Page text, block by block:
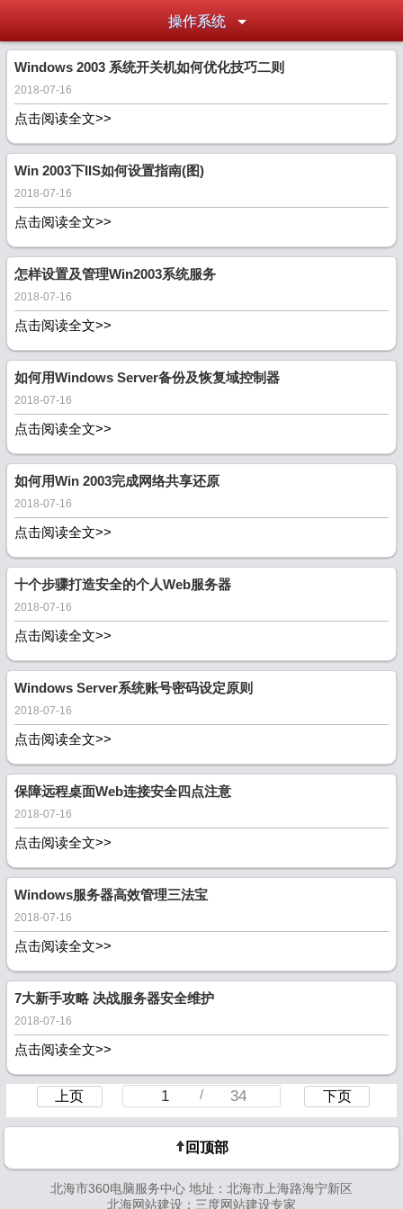
操作系统
Windows 2003 系统开关机如何优化技巧二则
2018-07-16
点击阅读全文>>
Win 2003下IIS如何设置指南(图)
2018-07-16
点击阅读全文>>
怎样设置及管理Win2003系统服务
2018-07-16
点击阅读全文>>
如何用Windows Server备份及恢复域控制器
2018-07-16
点击阅读全文>>
如何用Win 2003完成网络共享还原
2018-07-16
点击阅读全文>>
十个步骤打造安全的个人Web服务器
2018-07-16
点击阅读全文>>
Windows Server系统账号密码设定原则
2018-07-16
点击阅读全文>>
保障远程桌面Web连接安全四点注意
2018-07-16
点击阅读全文>>
Windows服务器高效管理三法宝
2018-07-16
点击阅读全文>>
7大新手攻略 决战服务器安全维护
2018-07-16
点击阅读全文>>
上页 1 / 34 下页
回顶部
北海市360电脑服务中心 地址：北海市上海路海宁新区
北海网站建设： 三度网站建设专家